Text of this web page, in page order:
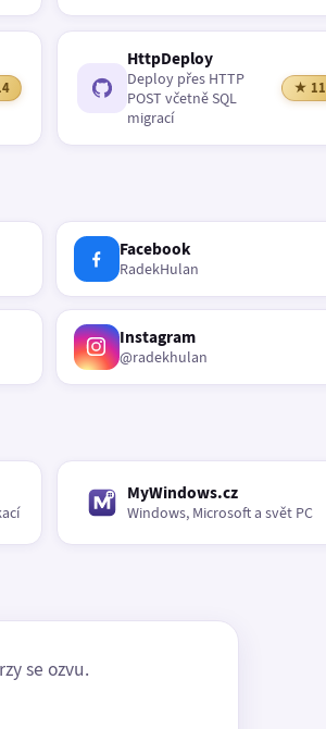
HttpDeploy
Deploy přes HTTP
POST včetně SQL
migrací
★ 11
Facebook
RadekHulan
Instagram
@radekhulan
MyWindows.cz
Windows, Microsoft a svět PC
se ozvu.